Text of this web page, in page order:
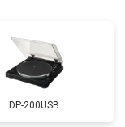
DP-200USB